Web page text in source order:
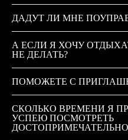
ДАДУТ ЛИ МНЕ
А ЕСЛИ Я ХОЧУ
НЕ ДЕЛАТЬ?
ПОМОЖЕТЕ С
СКОЛЬКО ВРЕМЕНИ Я
УСПЕЮ ПОСМОТРЕТЬ